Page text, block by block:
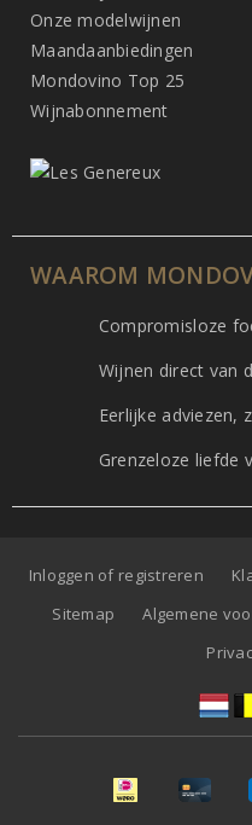
Onze modelwijnen
Maandaanbiedingen
Mondovino Top 25
Wijnabonnement
WAAROM
Compromisloze
Wijnen direct van
Eerlijke adviezen,
Grenzeloze liefde
Inloggen of registreren
Sitemap
Algemene